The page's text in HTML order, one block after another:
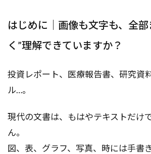
はじめに｜画像も文字も、全部
く”理解できていますか？
投資レポート、医療報告書、研究資
ル…。
現代の文書は、もはやテキストだけ
ん。
図、表、グラフ、写真、時には手